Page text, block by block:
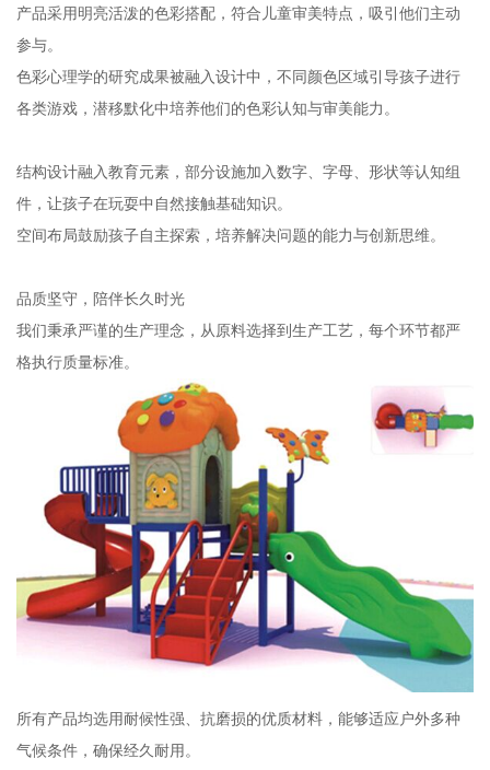
产品采用明亮活泼的色彩搭配，符合儿童审美特点，吸引他们主动
参与。
色彩心理学的研究成果被融入设计中，不同颜色区域引导孩子进行
各类游戏，潜移默化中培养他们的色彩认知与审美能力。
结构设计融入教育元素，部分设施加入数字、字母、形状等认知组
件，让孩子在玩耍中自然接触基础知识。
空间布局鼓励孩子自主探索，培养解决问题的能力与创新思维。
品质坚守，陪伴长久时光
我们秉承严谨的生产理念，从原料选择到生产工艺，每个环节都严
格执行质量标准。
所有产品均选用耐候性强、抗磨损的优质材料，能够适应户外多种
气候条件，确保经久耐用。